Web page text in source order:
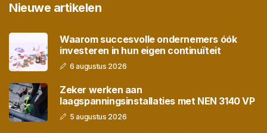
Nieuwe artikelen
Waarom succesvolle ondernemers óók
investeren in hun eigen continuïteit
6 augustus 2026
Zeker werken aan
laagspanningsinstallaties met NEN 3140 VP
5 augustus 2026